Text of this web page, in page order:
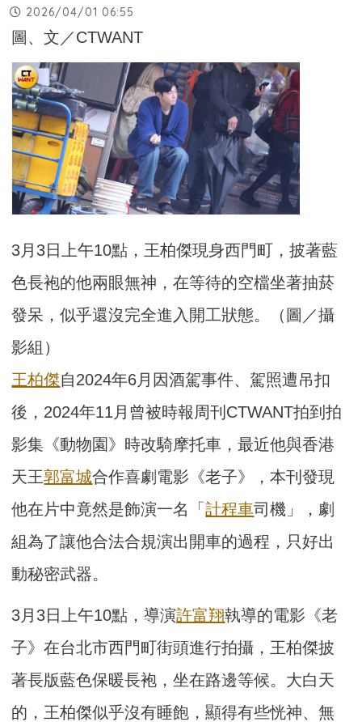
2026/04/01 06:55
圖、文／CTWANT
3月3日上午10點，王柏傑現身西門町，披著藍
色長袍的他兩眼無神，在等待的空檔坐著抽菸
發呆，似乎還沒完全進入開工狀態。（圖／攝
影組）
王柏傑自2024年6月因酒駕事件、駕照遭吊扣
後，2024年11月曾被時報周刊CTWANT拍到拍
影集《動物園》時改騎摩托車，最近他與香港
天王郭富城合作喜劇電影《老子》，本刊發現
他在片中竟然是飾演一名「計程車司機」，劇
組為了讓他合法合規演出開車的過程，只好出
動秘密武器。
3月3日上午10點，導演許富翔執導的電影《老
子》在台北市西門町街頭進行拍攝，王柏傑披
著長版藍色保暖長袍，坐在路邊等候。大白天
的，王柏傑似乎沒有睡飽，顯得有些恍神、無